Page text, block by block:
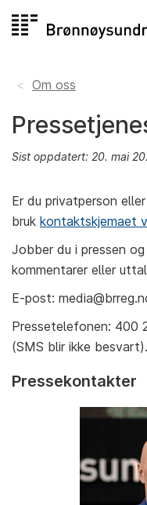
Om oss
Sist oppdatert: 20. mai
Er du privatperson
bruk kontaktskjemaet
Jobber du i pressen
kommentarer eller
E-post:
Pressetelefonen: 400
(SMS blir ikke besvart).
Pressekontakter